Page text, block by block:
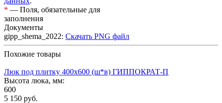
* — Поля, обязательные для
заполнения
Документы
gipp_shema_2022: Скачать PNG файл
Похожие товары
Люк под плитку 400х600 (ш*в) ГИППОКРАТ-П
Высота люка, мм:
600
5 150 руб.